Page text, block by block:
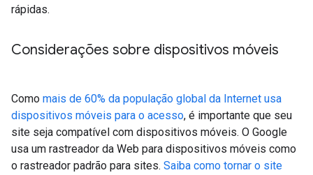
rápidas.
Considerações sobre dispositivos móveis
Como mais de 60% da população global da Internet usa
dispositivos móveis para o acesso, é importante que seu
site seja compatível com dispositivos móveis. O Google
usa um rastreador da Web para dispositivos móveis como
o rastreador padrão para sites. Saiba como tornar o site